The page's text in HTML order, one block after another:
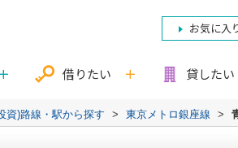
お気に入
借りたい 貸したい
資)路線・駅から探す > 東京メトロ銀座線 >